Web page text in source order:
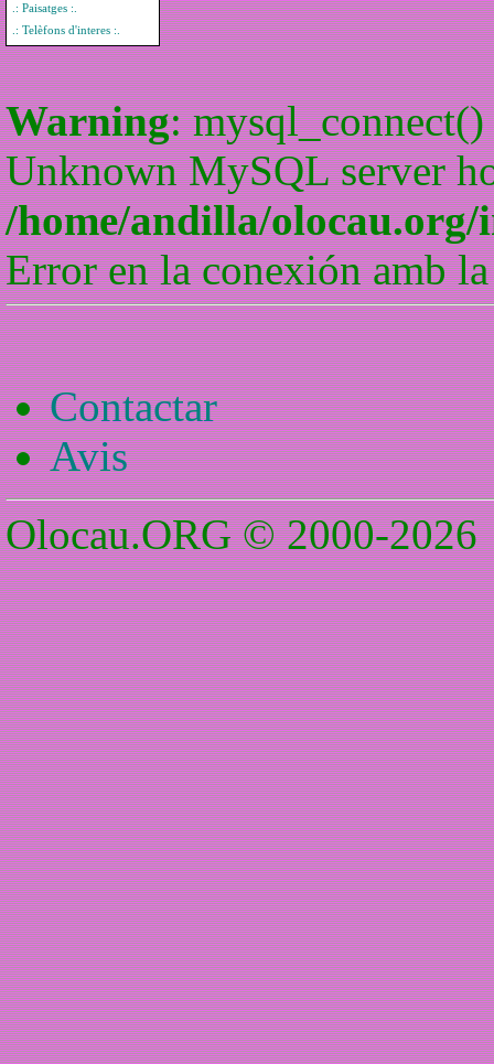
.: Paisatges :.
.: Telèfons d'interes :.
Warning:
Unknown MySQL server
/home/andilla/olocau.org/
Error en la conexión amb
Contactar
Avis
Olocau.ORG © 2000-2026